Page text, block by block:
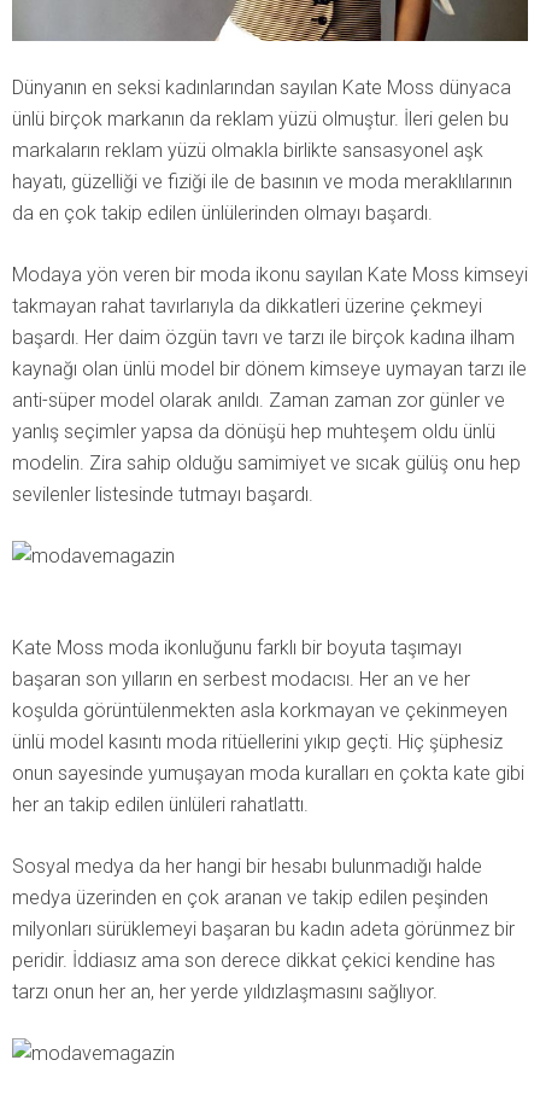
Dünyanın en seksi kadınlarından sayılan Kate Moss dünyaca
ünlü birçok markanın da reklam yüzü olmuştur. İleri gelen bu
markaların reklam yüzü olmakla birlikte sansasyonel aşk
hayatı, güzelliği ve fiziği ile de basının ve moda meraklılarının
da en çok takip edilen ünlülerinden olmayı başardı.
Modaya yön veren bir moda ikonu sayılan Kate Moss kimseyi
takmayan rahat tavırlarıyla da dikkatleri üzerine çekmeyi
başardı. Her daim özgün tavrı ve tarzı ile birçok kadına ilham
kaynağı olan ünlü model bir dönem kimseye uymayan tarzı ile
anti-süper model olarak anıldı. Zaman zaman zor günler ve
yanlış seçimler yapsa da dönüşü hep muhteşem oldu ünlü
modelin. Zira sahip olduğu samimiyet ve sıcak gülüş onu hep
sevilenler listesinde tutmayı başardı.
Kate Moss moda ikonluğunu farklı bir boyuta taşımayı
başaran son yılların en serbest modacısı. Her an ve her
koşulda görüntülenmekten asla korkmayan ve çekinmeyen
ünlü model kasıntı moda ritüellerini yıkıp geçti. Hiç şüphesiz
onun sayesinde yumuşayan moda kuralları en çokta kate gibi
her an takip edilen ünlüleri rahatlattı.
Sosyal medya da her hangi bir hesabı bulunmadığı halde
medya üzerinden en çok aranan ve takip edilen peşinden
milyonları sürüklemeyi başaran bu kadın adeta görünmez bir
peridir. İddiasız ama son derece dikkat çekici kendine has
tarzı onun her an, her yerde yıldızlaşmasını sağlıyor.